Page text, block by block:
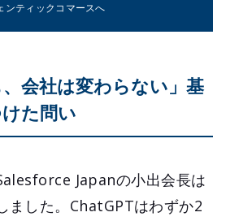
ンティックコマースへ
、会社は変わらない」基
た問い
Japanの小出会長は
ました。ChatGPTはわずか2